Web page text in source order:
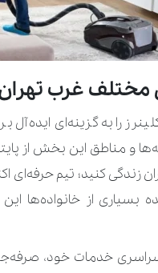
غرب
را به گزینه‌ای
و مناطق این بخش از
زندگی کنید؛ تیم
از خانواده‌ها
خدمات خود،